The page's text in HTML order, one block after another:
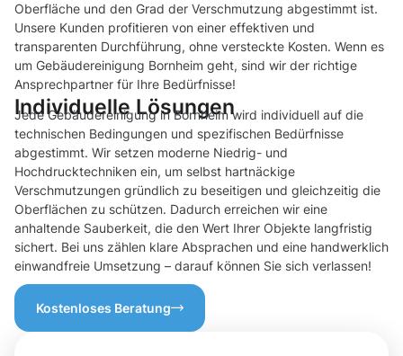
Oberfläche und den Grad der Verschmutzung abgestimmt ist.
Unsere Kunden profitieren von einer effektiven und
transparenten Durchführung, ohne versteckte Kosten. Wenn es
um Gebäudereinigung Bornheim geht, sind wir der richtige
Ansprechpartner für Ihre Bedürfnisse!
Individuelle Lösungen
Jede Gebäudereinigung in Bornheim wird individuell auf die
technischen Bedingungen und spezifischen Bedürfnisse
abgestimmt. Wir setzen moderne Niedrig- und
Hochdrucktechniken ein, um selbst hartnäckige
Verschmutzungen gründlich zu beseitigen und gleichzeitig die
Oberflächen zu schützen. Dadurch erreichen wir eine
anhaltende Sauberkeit, die den Wert Ihrer Objekte langfristig
sichert. Bei uns zählen klare Absprachen und eine handwerklich
einwandfreie Umsetzung – darauf können Sie sich verlassen!
Kostenloses Beratung